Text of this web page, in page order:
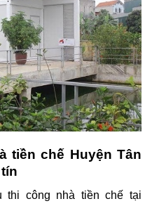
tiền chế Huyện Tân
thi công nhà tiền chế tại